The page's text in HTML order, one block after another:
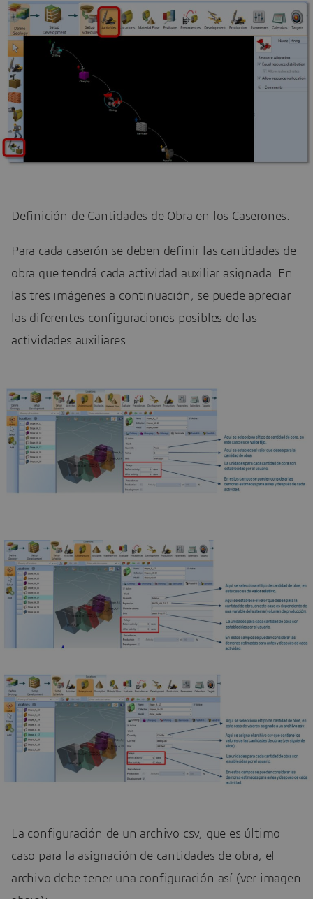
Definición de Cantidades de Obra en los Caserones.
Para cada caserón se deben definir las cantidades de
obra que tendrá cada actividad auxiliar asignada. En
las tres imágenes a continuación, se puede apreciar
las diferentes configuraciones posibles de las
actividades auxiliares.
La configuración de un archivo csv, que es último
caso para la asignación de cantidades de obra, el
archivo debe tener una configuración así (ver imagen